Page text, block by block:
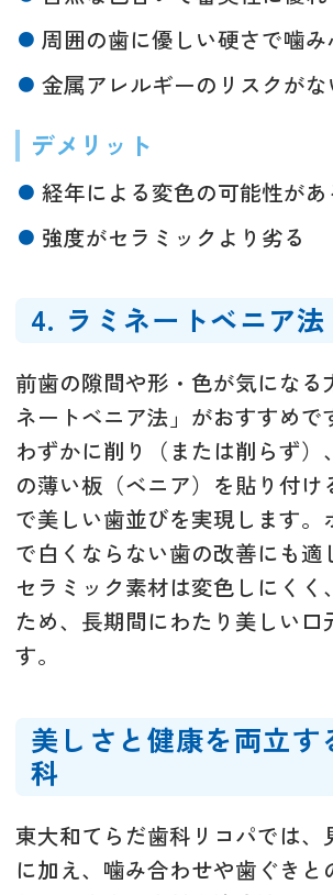
周囲の歯に優しい硬さで噛
金属アレルギーのリスクがな
デメリット
経年による変色の可能性があ
強度がセラミックより劣る
4. ラミネートベニア法
前歯の隙間や形・色が気になる
ネートベニア法」がおすすめで
わずかに削り（または削らず）
の薄い板（ベニア）を貼り付け
で美しい歯並びを実現します。
で白くならない歯の改善にも適
セラミック素材は変色しにくく
ため、長期間にわたり美しい口
す。
美しさと健康を両立す
科
東大和てらだ歯科リコパでは、
に加え、噛み合わせや歯ぐきと